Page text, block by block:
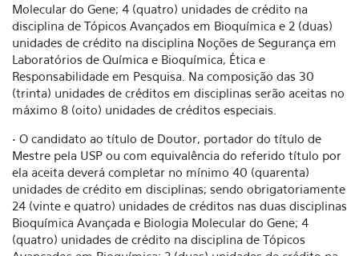
Molecular do Gene; 4 (quatro) unidades de crédito na
disciplina de Tópicos Avançados em Bioquímica e 2 (duas)
unidades de crédito na disciplina Noções de Segurança em
Laboratórios de Química e Bioquímica, Ética e
Responsabilidade em Pesquisa. Na composição das 30
(trinta) unidades de créditos em disciplinas serão aceitas no
máximo 8 (oito) unidades de créditos especiais.
• O candidato ao título de Doutor, portador do título de
Mestre pela USP ou com equivalência do referido título por
ela aceita deverá completar no mínimo 40 (quarenta)
unidades de crédito em disciplinas; sendo obrigatoriamente
24 (vinte e quatro) unidades de créditos nas duas disciplinas
Bioquímica Avançada e Biologia Molecular do Gene; 4
(quatro) unidades de crédito na disciplina de Tópicos